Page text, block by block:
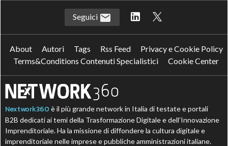
Seguici
About Autori Tags Rss Feed
Privacy e Cookie Policy
Terms&Conditions Contenuti Specialistici
Cookie Center
Nextwork360 è il più grande network in Italia di testate e portali
B2B dedicati ai temi della Trasformazione Digitale e dell’Innovazione
Imprenditoriale. Ha la missione di diffondere la cultura digitale e
imprenditoriale nelle imprese e pubbliche amministrazioni italiane.